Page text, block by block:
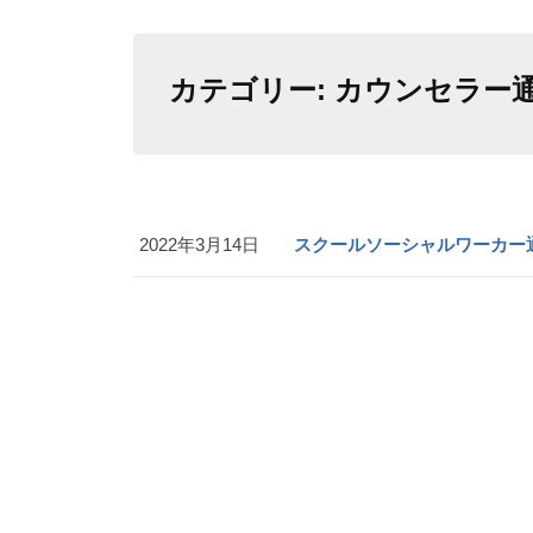
カテゴリー: カウンセラー
2022年3月14日 スクールソーシャルワーカー